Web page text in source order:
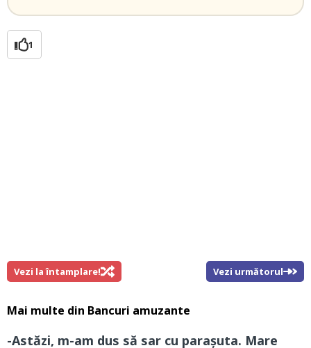
1
Vezi la întamplare! Vezi următorul
Mai multe din Bancuri amuzante
-Astăzi, m-am dus să sar cu parașuta. Mare